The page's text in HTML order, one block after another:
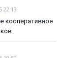
22:13
кооперативное